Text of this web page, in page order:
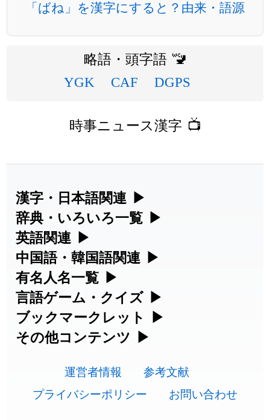
「ばね」を漢字にすると？由来・語源
略語・頭字語 🚾
YGK
CAF DGPS
時事ニュース漢字 📺
漢字・日本語関連 ▶
漢字の読み方検索、手書き入力、書き順
練習など、日本語学習に役立つツールを
集めています。
人名漢字辞典 - 読み方検索
手書き漢字入力
漢字の書き方・書き順 書き取り練習
帳
辞典・いろいろ一覧 ▶
部首・画数別の漢字一覧、熟語辞典、地
名・駅名検索など、各種リファレンスツ
ールです。
部首画数別漢字一覧
常用漢字一覧
人名用漢字一覧
英語関連 ▶
カタカナ語・略語の意味検索、発音記
号、リスニング練習など英語学習ツール
です。
カタカナ語の意味・発音・類語辞典
英語の発音記号一覧
中国語・韓国語関連 ▶
中国語のピンイン変換、韓国語の手書き
入力など、アジア言語学習ツールです。
手書き中国語入力 変換ツール
ピンイン一覧表
有名人名一覧 ▶
海外セレブやスポーツ選手の名前の読み
方・発音を確認できます。
海外有名人の苗字・名前一覧と発音
言語ゲーム・クイズ ▶
四字熟語パズルや漢字クイズなど、楽し
みながら学べるゲームです。
漢字ゲーム一覧
ブックマークレット ▶
ブラウザに登録して、どのサイトからで
す。
その他コンテンツ ▶
その他の便利ツールです。
運営者情報
参考文献
プライバシーポリシー
お問い合わせ